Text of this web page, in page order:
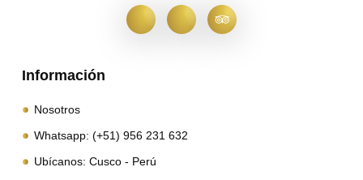
Información
Nosotros
Whatsapp: (+51) 956 231 632
Ubícanos: Cusco - Perú